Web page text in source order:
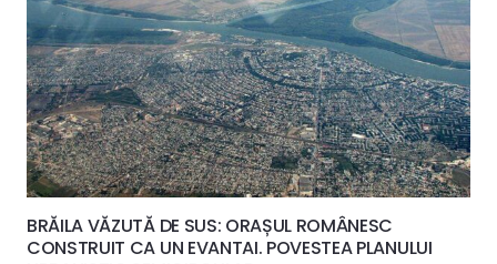
BRĂILA VĂZUTĂ DE SUS: ORAȘUL ROMÂNESC
CONSTRUIT CA UN EVANTAI. POVESTEA PLANULUI